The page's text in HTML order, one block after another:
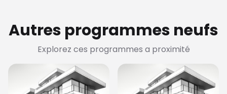
Autres programmes neufs
Explorez ces programmes a proximité